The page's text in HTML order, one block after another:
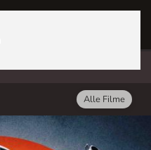
Alle Filme